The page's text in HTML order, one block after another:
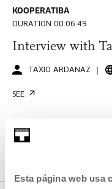
Esta página web usa
KOOPERATIBA
DURATION 00:06:49
Interview with
TAXIO ARDANAZ
SEE
SEE ALL CONTENT